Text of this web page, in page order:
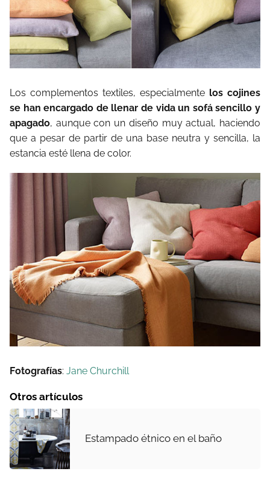
Los complementos textiles, especialmente los cojines
se han encargado de llenar de vida un sofá sencillo y
apagado, aunque con un diseño muy actual, haciendo
que a pesar de partir de una base neutra y sencilla, la
estancia esté llena de color.
Fotografías: Jane Churchill
Otros artículos
Estampado étnico en el baño